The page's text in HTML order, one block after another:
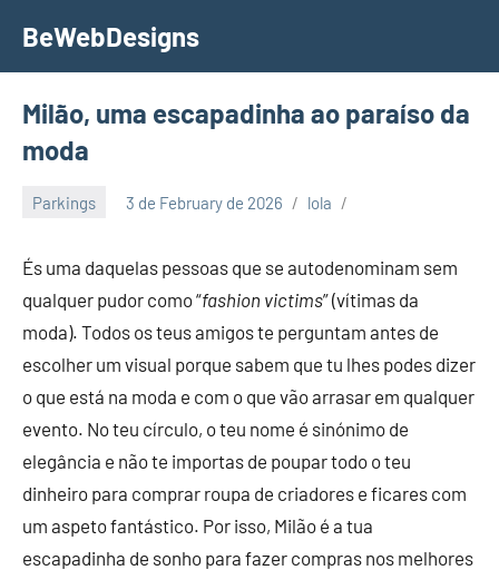
content
BeWebDesigns
Milão, uma escapadinha ao paraíso da
moda
Parkings 3 de February de 2026 lola
És uma daquelas pessoas que se autodenominam sem
qualquer pudor como “fashion victims” (vítimas da
moda). Todos os teus amigos te perguntam antes de
escolher um visual porque sabem que tu lhes podes dizer
o que está na moda e com o que vão arrasar em qualquer
evento. No teu círculo, o teu nome é sinónimo de
elegância e não te importas de poupar todo o teu
dinheiro para comprar roupa de criadores e ficares com
um aspeto fantástico. Por isso, Milão é a tua
escapadinha de sonho para fazer compras nos melhores